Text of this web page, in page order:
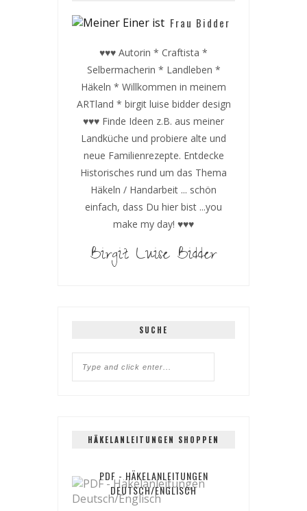
Frau Bidder
♥♥♥ Autorin * Craftista *
Selbermacherin * Landleben *
Häkeln * Willkommen in meinem
ARTland * birgit luise bidder design
♥♥♥ Finde Ideen z.B. aus meiner
Landküche und probiere alte und
neue Familienrezepte. Entdecke
Historisches rund um das Thema
Häkeln / Handarbeit ... schön
einfach, dass Du hier bist ...you
make my day! ♥♥♥
Birgit Luise Bidder
SUCHE
HÄKELANLEITUNGEN SHOPPEN
PDF - HÄKELANLEITUNGEN
DEUTSCH/ENGLISCH